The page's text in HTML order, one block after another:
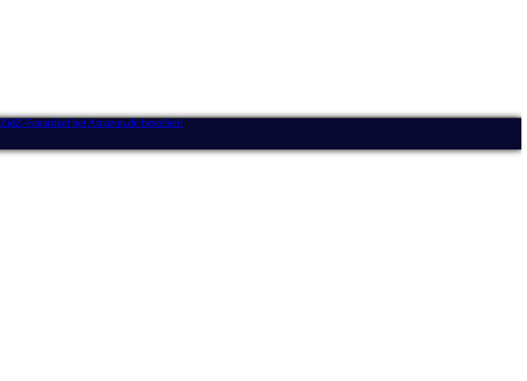
ZidZ-Fanartikel bei Amazon.de bestellen!